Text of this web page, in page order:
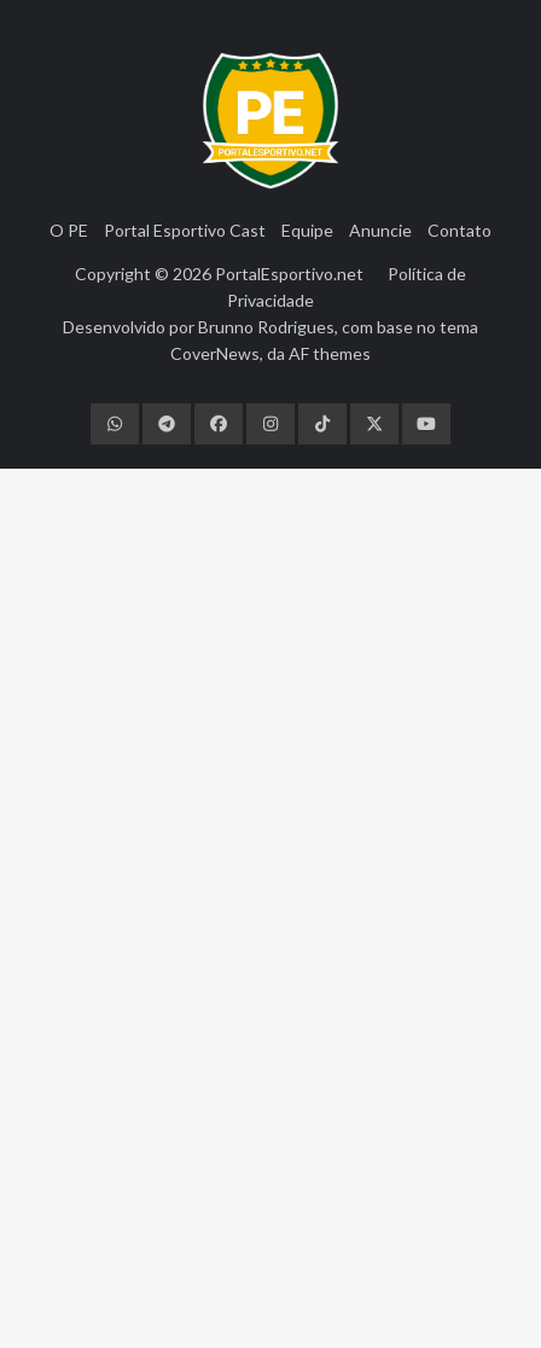
O PE Portal Esportivo Cast Equipe Anuncie Contato
Copyright © 2026 PortalEsportivo.net
Política de
Privacidade
Desenvolvido porBrunno Rodrigues, com base no tema
CoverNews, da AF themes